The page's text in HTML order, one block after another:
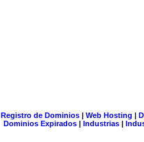
Registro de Dominios| Web Hosting |
Dominios Expirados | Industrias |